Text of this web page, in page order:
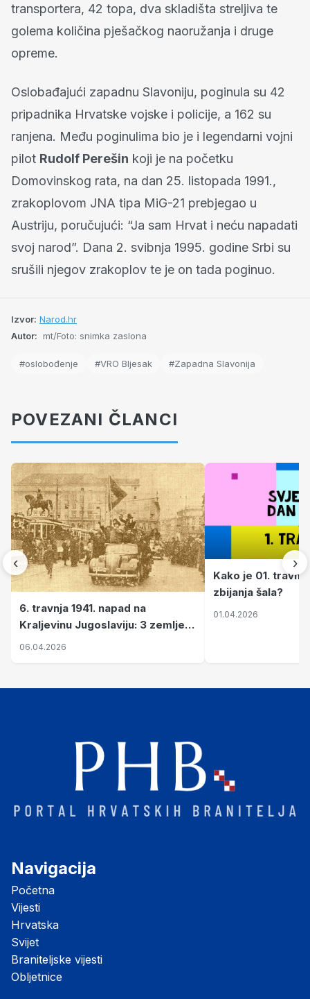
transportera, 42 topa, dva skladišta streljiva te
golema količina pješačkog naoružanja i druge
opreme.
Oslobađajući zapadnu Slavoniju, poginula su 42
pripadnika Hrvatske vojske i policije, a 162 su
ranjena. Među poginulima bio je i legendarni vojni
pilot Rudolf Perešin koji je na početku
Domovinskog rata, na dan 25. listopada 1991.,
zrakoplovom JNA tipa MiG-21 prebjegao u
Austriju, poručujući: “Ja sam Hrvat i neću napadati
svoj narod”. Dana 2. svibnja 1995. godine Srbi su
srušili njegov zrakoplov te je on tada poginuo.
Izvor: Narod.hr
Autor: mt/Foto: snimka zaslona
#oslobođenje #VRO Bljesak #Zapadna Slavonija
POVEZANI ČLANCI
‹
6. travnja 1941. napad na
Kraljevinu Jugoslaviju: 3 zemlje
nastale njenim raspadom
06.04.2026
Kako je 01.
zbijanja šala?
01.04.2026
›
Navigacija
Početna
Vijesti
Hrvatska
Svijet
Braniteljske vijesti
Obljetnice